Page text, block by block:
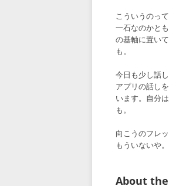
こういうのっ
一石なのかと
の基軸に置い
も。
今日も少し話
アプリの話し
います。自分
も。
向こうのフレ
もういないや
About